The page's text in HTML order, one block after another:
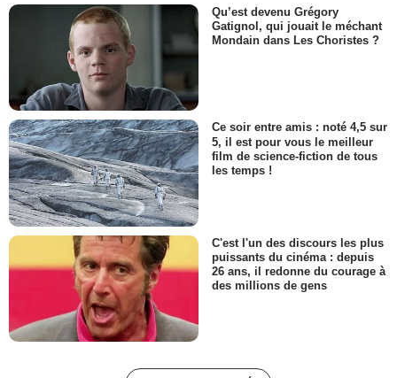
Qu’est devenu Grégory
Gatignol, qui jouait le méchant
Mondain dans Les Choristes ?
Ce soir entre amis : noté 4,5 sur
5, il est pour vous le meilleur
film de science-fiction de tous
les temps !
C'est l'un des discours les plus
puissants du cinéma : depuis
26 ans, il redonne du courage à
des millions de gens